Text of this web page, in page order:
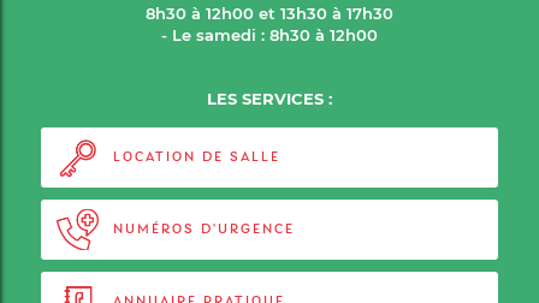
8h30 à 12h00 et 13h30 à 17h30
- Le samedi : 8h30 à 12h00
LES SERVICES :
LOCATION DE SALLE
NUMÉROS D'URGENCE